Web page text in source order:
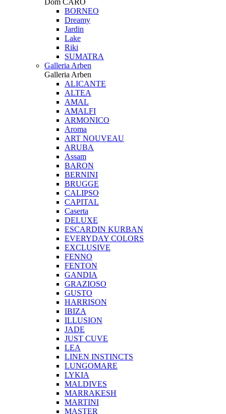
Dom CARO
BORNEO
Dreamy
Jardin
Lake
Riki
SUMATRA
Galleria Arben
Galleria Arben
ALICANTE
ALTEA
AMAL
AMALFI
ARMONICO
Aroma
ART NOUVEAU
ARUBA
Assam
BARON
BERNINI
BRUGGE
CALIPSO
CAPITAL
Caserta
DELUXE
ESCARDIN KURBAN
EVERYDAY COLORS
EXCLUSIVE
FENNO
FENTON
GANDIA
GRAZIOSO
GUSTO
HARRISON
IBIZA
ILLUSION
JADE
JUST CUVE
LEA
LINEN INSTINCTS
LUNGOMARE
LYKIA
MALDIVES
MARRAKESH
MARTINI
MASTER